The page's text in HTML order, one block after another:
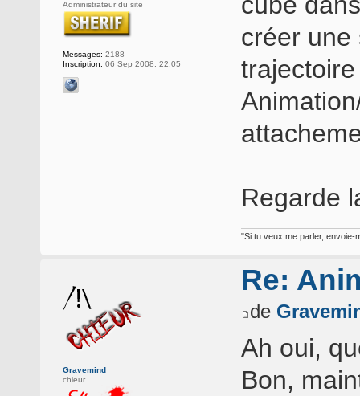
Administrateur du site
Messages: 2188
Inscription: 06 Sep 2008, 22:05
créer une
Regarde
"Si tu veux me parler, envoie-
Gravemind
chieur
Re:
de
Ah oui,
Bon,